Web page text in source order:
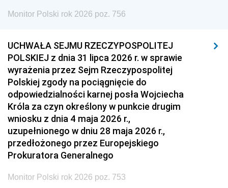
Monitor Polski rok 2026 poz. 756
UCHWAŁA SEJMU RZECZYPOSPOLITEJ
POLSKIEJ z dnia 31 lipca 2026 r. w sprawie
wyrażenia przez Sejm Rzeczypospolitej
Polskiej zgody na pociągnięcie do
odpowiedzialności karnej posła Wojciecha
Króla za czyn określony w punkcie drugim
wniosku z dnia 4 maja 2026 r.,
uzupełnionego w dniu 28 maja 2026 r.,
przedłożonego przez Europejskiego
Prokuratora Generalnego
Monitor Polski rok 2026 poz. 753